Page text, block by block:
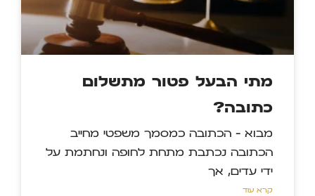
מתי הבעל פטור מתשלום
כתובה?
מבוא – הכתובה כמסמך משפטי מחייב
הכתובה נכתבת מתחת לחופה ונחתמת על
ידי עדים, אך
קרא עוד »